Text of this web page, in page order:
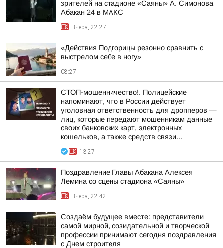
зрителей на стадионе «Саяны» А. Симонова
Абакан 24 в МАКС
Вчера, 22:27
«Действия Подгорицы резонно сравнить с
выстрелом себе в ногу»
08:27
СТОП-мошенничество!. Полицейские
напоминают, что в России действует
уголовная ответственность для дропперов —
лиц, которые передают мошенникам данные
своих банковских карт, электронных
кошельков, а также средств связи...
13:27
Поздравление Главы Абакана Алексея
Лемина со сцены стадиона «Саяны»
Вчера, 22:42
Создаём будущее вместе: представители
самой мирной, созидательной и творческой
профессии принимают сегодня поздравления
с Днем строителя